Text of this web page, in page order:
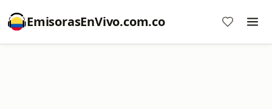
EmisorasEnVivo.com.co